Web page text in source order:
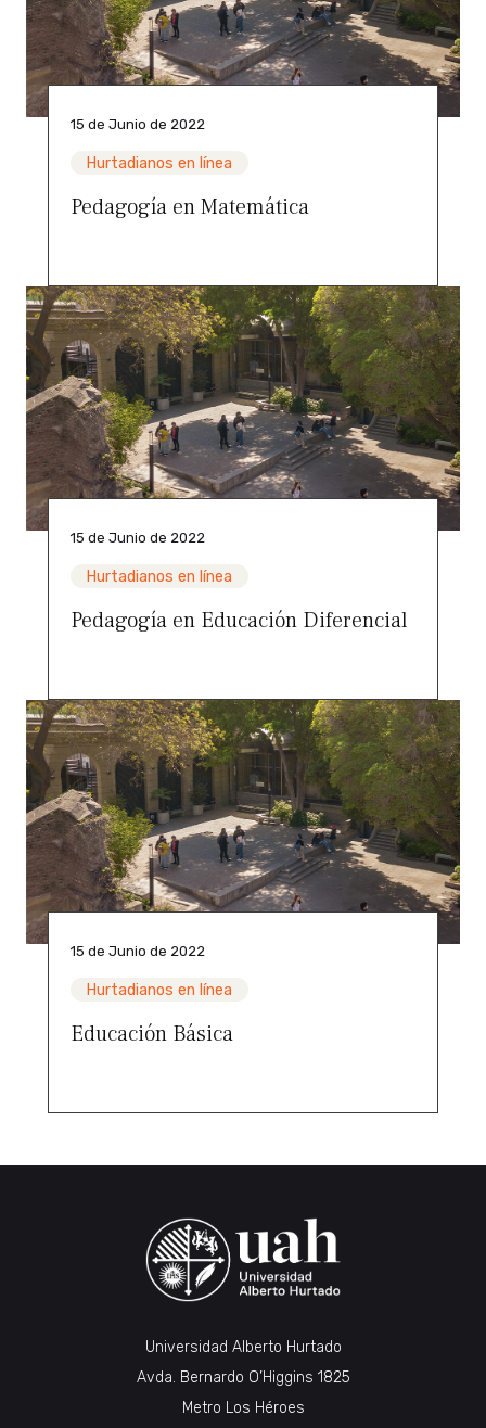
15 de Junio de 2022
Hurtadianos en línea
Pedagogía en Matemática
15 de Junio de 2022
Hurtadianos en línea
Pedagogía en Educación Diferencial
15 de Junio de 2022
Hurtadianos en línea
Educación Básica
Universidad Alberto Hurtado
Avda. Bernardo O’Higgins 1825
Metro Los Héroes